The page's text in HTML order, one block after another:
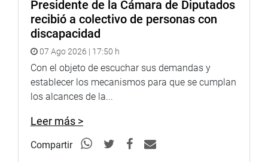
Presidente de la Cámara de Diputados
recibió a colectivo de personas con
discapacidad
07 Ago 2026 | 17:50 h
Con el objeto de escuchar sus demandas y
establecer los mecanismos para que se cumplan
los alcances de la...
Leer más >
Compartir